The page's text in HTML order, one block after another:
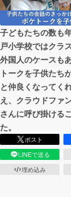
映像
ビジ
まち
子どもたちの数も
戸小学校ではクラ
外国人のケースも
トークを子供たち
と仲良くなってく
え、クラウドファ
さんに呼び掛ける
た。
ポスト
LINEで送る
埋め込み